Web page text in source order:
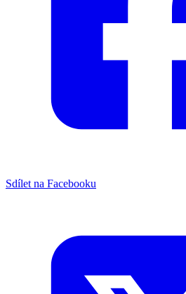
Sdílet na Facebooku